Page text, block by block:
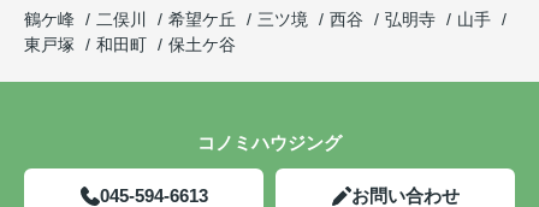
鶴ケ峰
二俣川 希望ケ丘 三ツ境 西谷 弘明寺
山手
東戸塚
和田町 保土ケ谷
コノミハウジング
045-594-6613 お問い合わせ